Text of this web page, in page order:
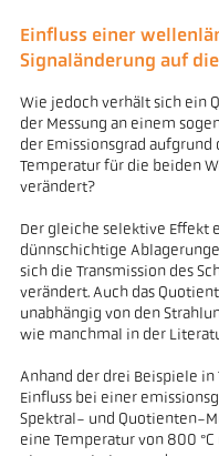
Einfluss einer
Signaländerung auf
Wie jedoch verhält sich ein
der Messung an einem
der Emissionsgrad
Temperatur für die beiden
verändert?
Der gleiche selektive Effekt
dünnschichtige
sich die Transmission des
verändert. Auch das
unabhängig von den
wie manchmal in der
Anhand der drei Beispiele
Einfluss bei einer
Spektral- und Quotienten-
eine Temperatur von 800